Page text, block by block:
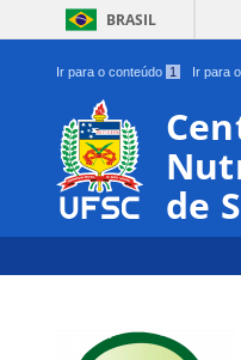
BRASIL
Ir para o conteúdo 1 Ir para
de